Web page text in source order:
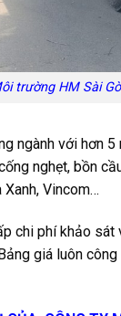
trường HM Sài
ngành với hơn
nghẹt, bồn
Vincom…
chi phí khảo
giá luôn